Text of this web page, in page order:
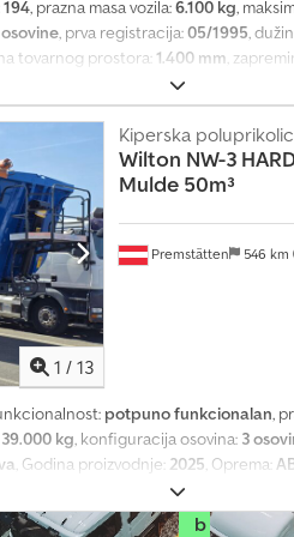
194, prazna masa vozila:6.100 kg,
osovine, prva registracija:05/1995,
tovarnog prostora:1.400 mm,
srebrna
Dodpoiuluasfx Apdjck SAF
1 / 13
Premstätten 546 km
Kiperska
Wilton NW-3
Mulde 50m³
potpuno funkcionalan,
39.000 kg, konfiguracija osovina: 3
, Godina proizvodnje: 2025, Oprema:
3 Hardox čelična kiper poluprikolica,
t
e
r
s
v
a
n
m
I
z
b